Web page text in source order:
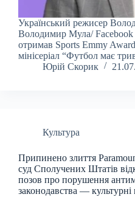
Український режисер
Володимир Мула/
отримав Sports Emmy
мінісеріал “Футбол має
Юрій Скорик
Культура
Припинено злиття
суд Сполучених Штатів
позов про порушення
законодавства —